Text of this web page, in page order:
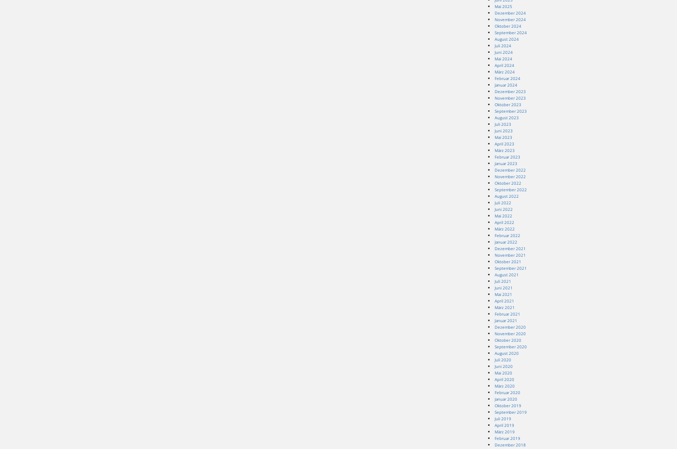
Mai 2025
Dezember 2024
November 2024
Oktober 2024
September 2024
August 2024
Juli 2024
Juni 2024
Mai 2024
April 2024
März 2024
Februar 2024
Januar 2024
Dezember 2023
November 2023
Oktober 2023
September 2023
August 2023
Juli 2023
Juni 2023
Mai 2023
April 2023
März 2023
Februar 2023
Januar 2023
Dezember 2022
November 2022
Oktober 2022
September 2022
August 2022
Juli 2022
Juni 2022
Mai 2022
April 2022
März 2022
Februar 2022
Januar 2022
Dezember 2021
November 2021
Oktober 2021
September 2021
August 2021
Juli 2021
Juni 2021
Mai 2021
April 2021
März 2021
Februar 2021
Januar 2021
Dezember 2020
November 2020
Oktober 2020
September 2020
August 2020
Juli 2020
Juni 2020
Mai 2020
April 2020
März 2020
Februar 2020
Januar 2020
Oktober 2019
September 2019
Juli 2019
April 2019
März 2019
Februar 2019
Dezember 2018